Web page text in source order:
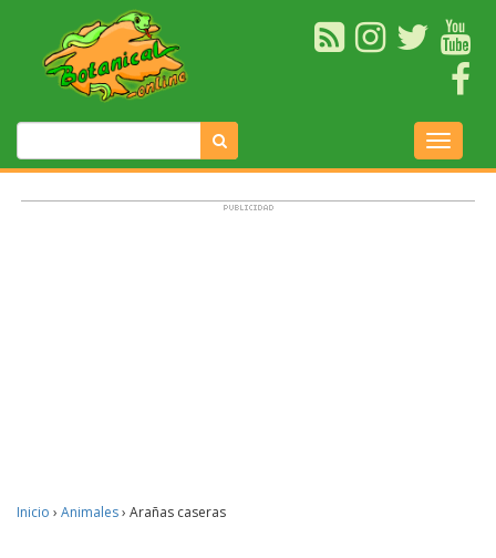
Inicio › Animales› Arañas caseras